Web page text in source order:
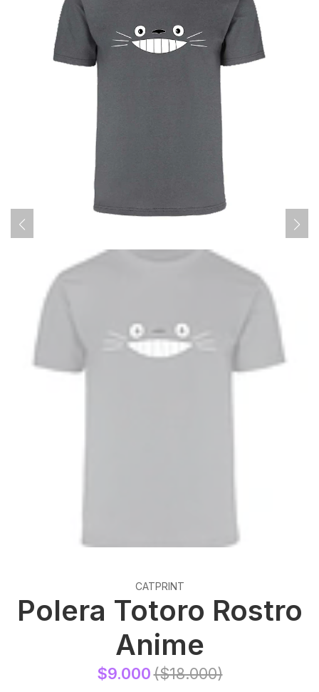
CATPRINT
Polera Totoro Rostro
Anime
$9.000($18.000)